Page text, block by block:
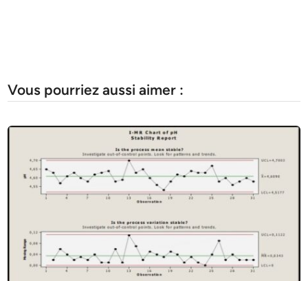
Vous pourriez aussi aimer :